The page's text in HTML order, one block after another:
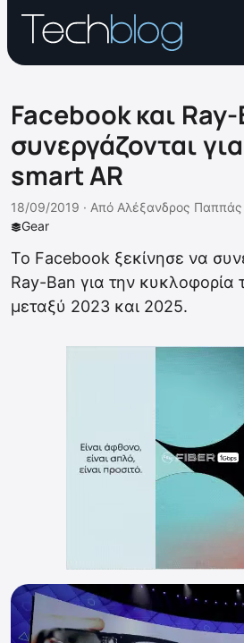
Facebook και
συνεργάζονται
smart AR
Gear
18/09/2019 · Από Αλέξανδρος Παππάς
Το Facebook ξεκίνησε να
Ray-Ban για την κυκλοφορία
μεταξύ 2023 και 2025.